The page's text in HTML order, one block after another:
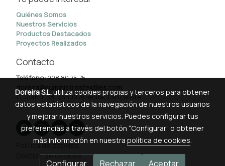
Quiénes Somos
Nuestros Servicios
Productos Destacados
Proyectos Realizados
Contacto
Teléfono:928 80 75 75
C. Juan II, 38, 35500 Arrecife, Lanzarote.
Política de cookies
Gestión de cookies
Doreira S.L.utiliza cookies propias y terceros para obtener
datos estadísticos de la navegación de nuestros usuarios
y mejorar nuestros servicios. Puedes configurar tus
preferencias a través del botón “Configurar” o obtener
más información en nuestra política de cookies.
Configurar Rechazar Aceptar